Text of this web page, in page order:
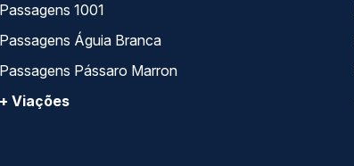
Passagens 1001
Passagens Águia Branca
Passagens Pássaro Marron
+ Viações